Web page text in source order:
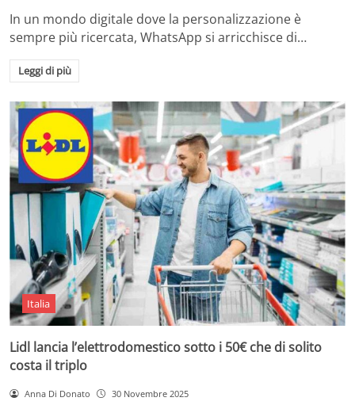
In un mondo digitale dove la personalizzazione è
sempre più ricercata, WhatsApp si arricchisce di…
Leggi di più
Italia
Lidl lancia l’elettrodomestico sotto i 50€ che di solito
costa il triplo
Anna Di Donato 30 Novembre 2025